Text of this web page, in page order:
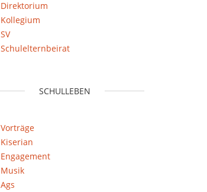
Direktorium
Kollegium
SV
Schulelternbeirat
SCHULLEBEN
Vorträge
Kiserian
Engagement
Musik
Ags